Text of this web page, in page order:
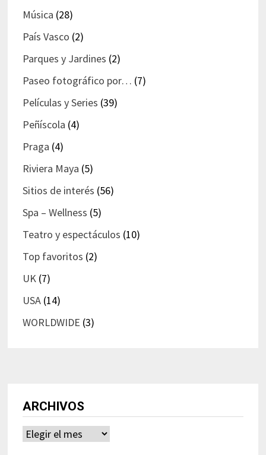
Música (28)
País Vasco (2)
Parques y Jardines (2)
Paseo fotográfico por… (7)
Películas y Series (39)
Peñíscola (4)
Praga (4)
Riviera Maya (5)
Sitios de interés (56)
Spa – Wellness (5)
Teatro y espectáculos (10)
Top favoritos (2)
UK(7)
USA(14)
WORLDWIDE (3)
ARCHIVOS
Archivos